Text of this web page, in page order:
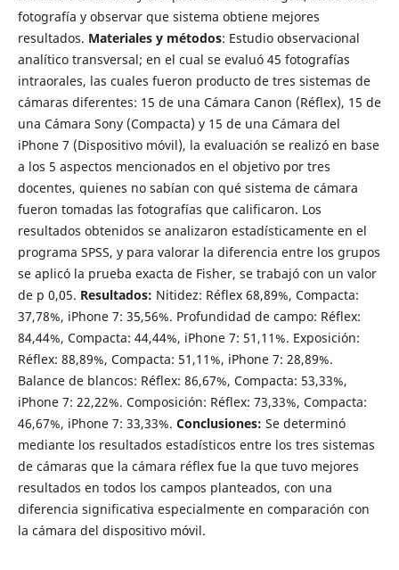
fotografía y observar que sistema obtiene mejores
resultados. Materiales y métodos: Estudio observacional
analítico transversal; en el cual se evaluó 45 fotografías
intraorales, las cuales fueron producto de tres sistemas de
cámaras diferentes: 15 de una Cámara Canon (Réflex), 15 de
una Cámara Sony (Compacta) y 15 de una Cámara del
iPhone 7 (Dispositivo móvil), la evaluación se realizó en base
a los 5 aspectos mencionados en el objetivo por tres
docentes, quienes no sabían con qué sistema de cámara
fueron tomadas las fotografías que calificaron. Los
resultados obtenidos se analizaron estadísticamente en el
programa SPSS, y para valorar la diferencia entre los grupos
se aplicó la prueba exacta de Fisher, se trabajó con un valor
de p 0,05. Resultados: Nitidez: Réflex 68,89%, Compacta:
37,78%, iPhone 7: 35,56%. Profundidad de campo: Réflex:
84,44%, Compacta: 44,44%, iPhone 7: 51,11%. Exposición:
Réflex: 88,89%, Compacta: 51,11%, iPhone 7: 28,89%.
Balance de blancos: Réflex: 86,67%, Compacta: 53,33%,
iPhone 7: 22,22%. Composición: Réflex: 73,33%, Compacta:
46,67%, iPhone 7: 33,33%. Conclusiones: Se determinó
mediante los resultados estadísticos entre los tres sistemas
de cámaras que la cámara réflex fue la que tuvo mejores
resultados en todos los campos planteados, con una
diferencia significativa especialmente en comparación con
la cámara del dispositivo móvil.